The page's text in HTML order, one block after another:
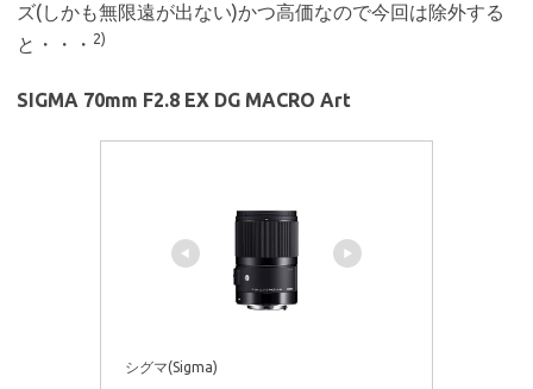
ズ(しかも無限遠が出ない)かつ高価なので今回は除外する
と・・・ 2)
SIGMA 70mm F2.8 EX DG MACRO Art
シグマ(Sigma)